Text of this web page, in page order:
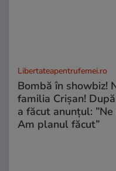
Libertateapentrufemei.ro
Bombă în showbiz!
familia Crișan!
a făcut anunțul:
Am planul făcut”